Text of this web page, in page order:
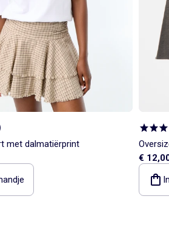
met dalmatiërprint
€